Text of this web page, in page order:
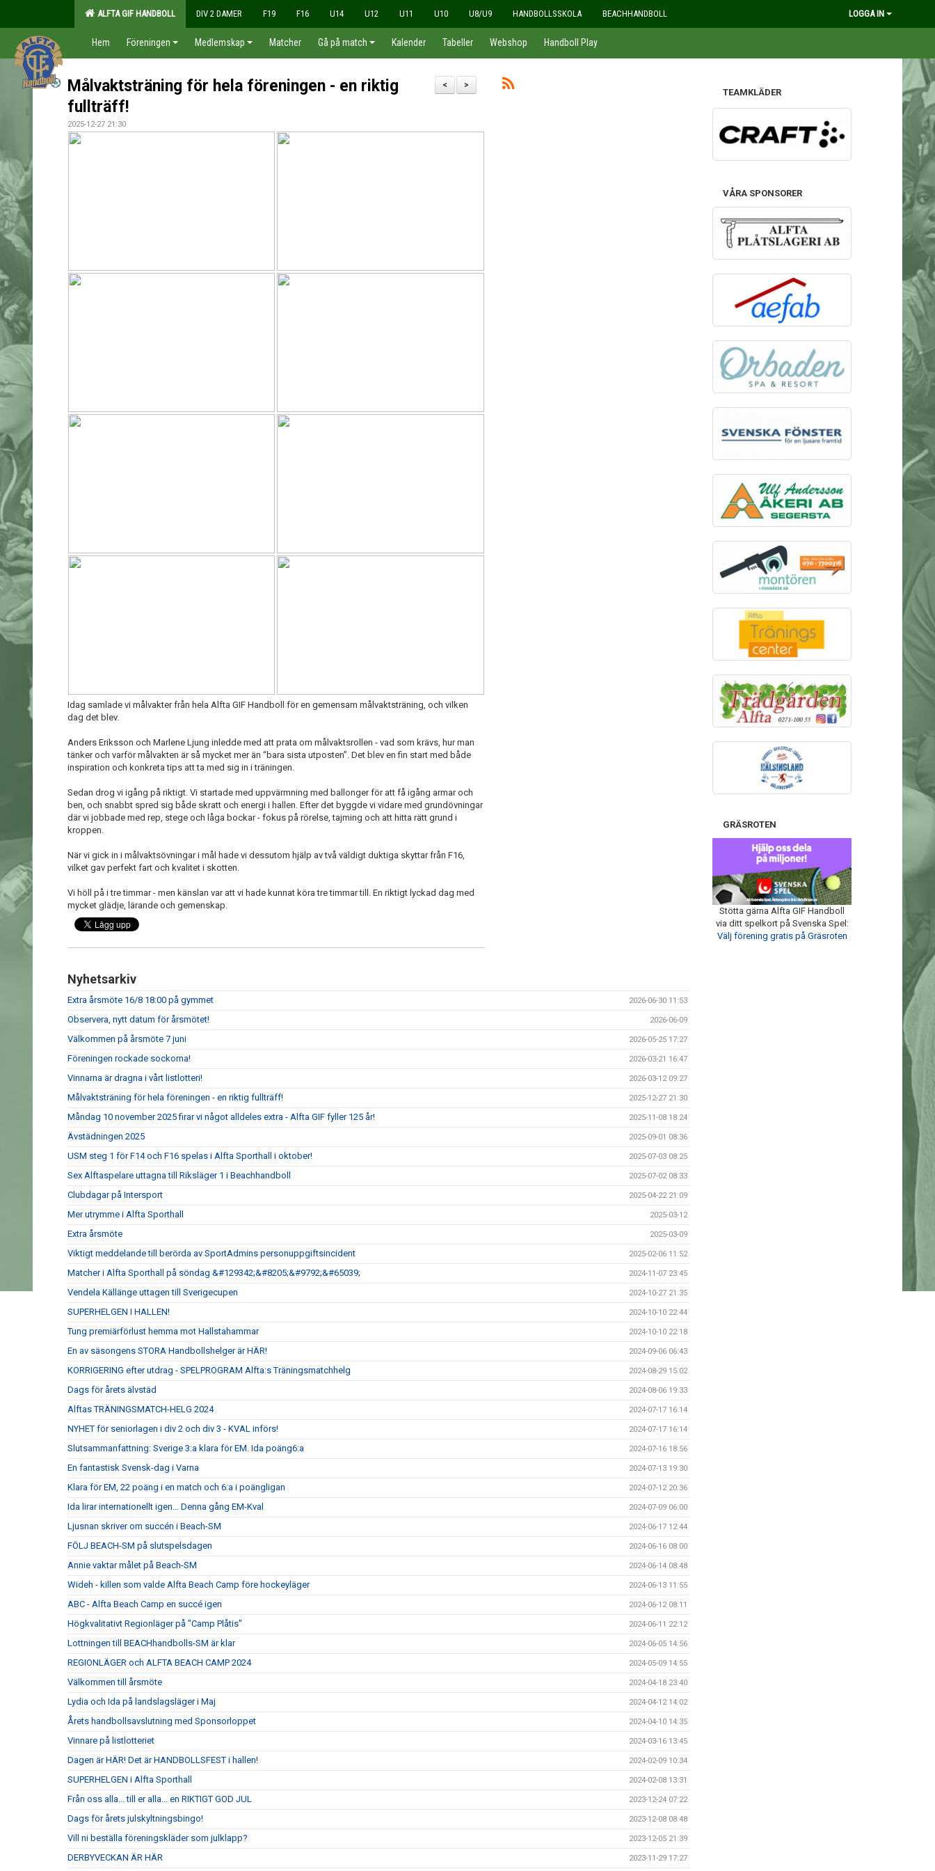
ALFTA GIF HANDBOLL DIV 2 DAMER F19 F16 U14 U12 U11 U10 U8/U9 HANDBOLLSSKOLA BEACHHANDBOLL LOGGA IN
Hem Föreningen Medlemskap Matcher Gå på match Kalender Tabeller Webshop Handboll Play
>
<
Målvaktsträning för hela föreningen - en riktig
fullträff!
2025-12-27 21:30
Idag samlade vi målvakter från hela Alfta GIF Handboll för en gemensam målvaktsträning, och vilken
dag det blev.
Anders Eriksson och Marlene Ljung inledde med att prata om målvaktsrollen - vad som krävs, hur man
tänker och varför målvakten är så mycket mer än “bara sista utposten”. Det blev en fin start med både
inspiration och konkreta tips att ta med sig in i träningen.
Sedan drog vi igång på riktigt. Vi startade med uppvärmning med ballonger för att få igång armar och
ben, och snabbt spred sig både skratt och energi i hallen. Efter det byggde vi vidare med grundövningar
där vi jobbade med rep, stege och låga bockar - fokus på rörelse, tajming och att hitta rätt grund i
kroppen.
När vi gick in i målvaktsövningar i mål hade vi dessutom hjälp av två väldigt duktiga skyttar från F16,
vilket gav perfekt fart och kvalitet i skotten.
Vi höll på i tre timmar - men känslan var att vi hade kunnat köra tre timmar till. En riktigt lyckad dag med
mycket glädje, lärande och gemenskap.
Nyhetsarkiv
Extra årsmöte 16/8 18:00 på gymmet 2026-06-30 11:53
Observera, nytt datum för årsmötet! 2026-06-09
Välkommen på årsmöte 7 juni 2026-05-25 17:27
Föreningen rockade sockorna! 2026-03-21 16:47
Vinnarna är dragna i vårt listlotteri! 2026-03-12 09:27
Målvaktsträning för hela föreningen - en riktig fullträff! 2025-12-27 21:30
Måndag 10 november 2025 firar vi något alldeles extra - Alfta GIF fyller 125 år! 2025-11-08 18:24
Ävstädningen 2025 2025-09-01 08:36
USM steg 1 för F14 och F16 spelas i Alfta Sporthall i oktober! 2025-07-03 08:25
Sex Alftaspelare uttagna till Riksläger 1 i Beachhandboll 2025-07-02 08:33
Clubdagar på Intersport 2025-04-22 21:09
Mer utrymme i Alfta Sporthall 2025-03-12
Extra årsmöte 2025-03-09
Viktigt meddelande till berörda av SportAdmins personuppgiftsincident 2025-02-06 11:52
Matcher i Alfta Sporthall på söndag &#129342;&#8205;&#9792;&#65039; 2024-11-07 23:45
Vendela Källänge uttagen till Sverigecupen 2024-10-27 21:35
SUPERHELGEN I HALLEN! 2024-10-10 22:44
Tung premiärförlust hemma mot Hallstahammar 2024-10-10 22:18
En av säsongens STORA Handbollshelger är HÄR! 2024-09-06 06:43
KORRIGERING efter utdrag - SPELPROGRAM Alfta:s Träningsmatchhelg 2024-08-29 15:02
Dags för årets älvstäd 2024-08-06 19:33
Alftas TRÄNINGSMATCH-HELG 2024 2024-07-17 16:14
NYHET för seniorlagen i div 2 och div 3 - KVAL införs! 2024-07-17 16:14
Slutsammanfattning: Sverige 3:a klara för EM. Ida poäng6:a 2024-07-16 18:56
En fantastisk Svensk-dag i Varna 2024-07-13 19:30
Klara för EM, 22 poäng i en match och 6:a i poängligan 2024-07-12 20:36
Ida lirar internationellt igen... Denna gång EM-Kval 2024-07-09 06:00
Ljusnan skriver om succén i Beach-SM 2024-06-17 12:44
FÖLJ BEACH-SM på slutspelsdagen 2024-06-16 08:00
Annie vaktar målet på Beach-SM 2024-06-14 08:48
Wideh - killen som valde Alfta Beach Camp före hockeyläger 2024-06-13 11:55
ABC - Alfta Beach Camp en succé igen 2024-06-12 08:11
Högkvalitativt Regionläger på "Camp Plåtis" 2024-06-11 22:12
Lottningen till BEACHhandbolls-SM är klar 2024-06-05 14:56
REGIONLÄGER och ALFTA BEACH CAMP 2024 2024-05-09 14:55
Välkommen till årsmöte 2024-04-18 23:40
Lydia och Ida på landslagsläger i Maj 2024-04-12 14:02
Årets handbollsavslutning med Sponsorloppet 2024-04-10 14:35
Vinnare på listlotteriet 2024-03-16 13:45
Dagen är HÄR! Det är HANDBOLLSFEST i hallen! 2024-02-09 10:34
SUPERHELGEN i Alfta Sporthall 2024-02-08 13:31
Från oss alla... till er alla... en RIKTIGT GOD JUL 2023-12-24 07:22
Dags för årets julskyltningsbingo! 2023-12-08 08:48
Vill ni beställa föreningskläder som julklapp? 2023-12-05 21:39
DERBYVECKAN ÄR HÄR 2023-11-29 17:27
TEAMKLÄDER
VÅRA SPONSORER
GRÄSROTEN
Stötta gärna Alfta GIF Handboll
via ditt spelkort på Svenska Spel:
Välj förening gratis på Gräsroten